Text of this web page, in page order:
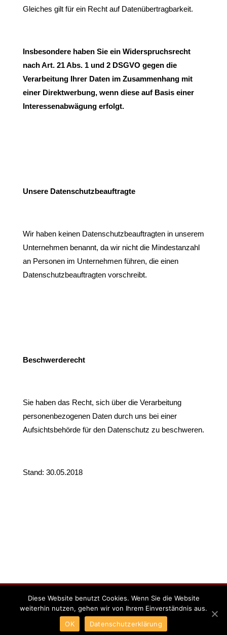
Gleiches gilt für ein Recht auf Datenübertragbarkeit.
Insbesondere haben Sie ein Widerspruchsrecht
nach Art. 21 Abs. 1 und 2 DSGVO gegen die
Verarbeitung Ihrer Daten im Zusammenhang mit
einer Direktwerbung, wenn diese auf Basis einer
Interessenabwägung erfolgt.
Unsere Datenschutzbeauftragte
Wir haben keinen Datenschutzbeauftragten in unserem
Unternehmen benannt, da wir nicht die Mindestanzahl
an Personen im Unternehmen führen, die einen
Datenschutzbeauftragten vorschreibt.
Beschwerderecht
Sie haben das Recht, sich über die Verarbeitung
personenbezogenen Daten durch uns bei einer
Aufsichtsbehörde für den Datenschutz zu beschweren.
Stand: 30.05.2018
Impressum Datenschutzerklärung
Solesko GmbH | Steinplatz 3, 10623 Berlin
Diese Website benutzt Cookies. Wenn Sie die Website
weiterhin nutzen, gehen wir von Ihrem Einverständnis aus.
OK
Datenschutzerklärung